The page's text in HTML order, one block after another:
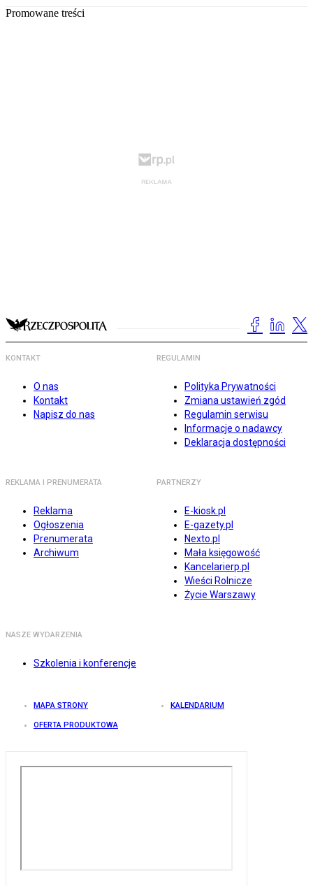
Promowane treści
KONTAKT
O nas
Kontakt
Napisz do nas
REGULAMIN
Polityka Prywatności
Zmiana ustawień zgód
Regulamin serwisu
Informacje o nadawcy
Deklaracja dostępności
REKLAMA I PRENUMERATA
Reklama
Ogłoszenia
Prenumerata
Archiwum
PARTNERZY
E-kiosk.pl
E-gazety.pl
Nexto.pl
Mała księgowość
Kancelarierp.pl
Wieści Rolnicze
Życie Warszawy
NASZE WYDARZENIA
Szkolenia i konferencje
MAPA STRONY KALENDARIUM
OFERTA PRODUKTOWA